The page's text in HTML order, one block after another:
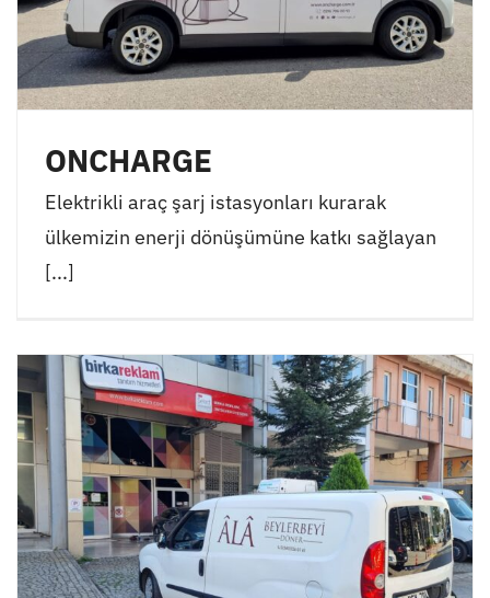
ONCHARGE
Elektrikli araç şarj istasyonları kurarak
ülkemizin enerji dönüşümüne katkı sağlayan
[...]